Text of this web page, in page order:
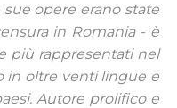
opere erano state
in Romania - è
più rappresentati nel
in oltre venti lingue e
Autore prolifico e